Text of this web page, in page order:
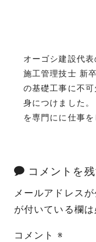
オーゴシ建設代
施工管理技士 新
の基礎工事に不
身につけました
を専門にに仕事を
コメントを
メールアドレス
が付いている欄
コメント ※